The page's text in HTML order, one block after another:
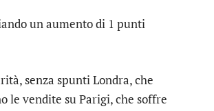
un aumento di 1 punti
senza spuntiLondra, che
le vendite suParigi, che soffre